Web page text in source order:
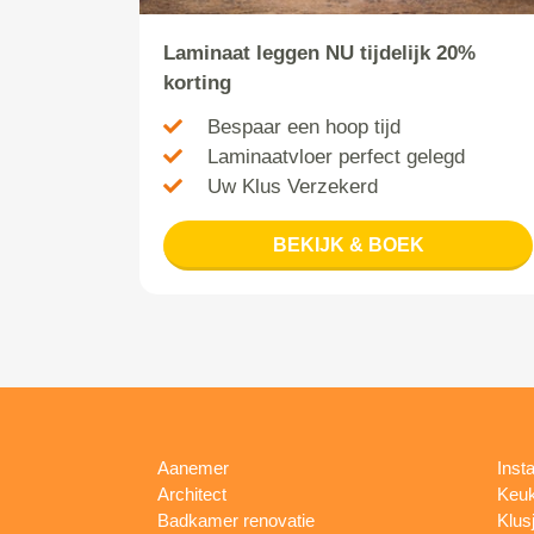
Laminaat leggen NU tijdelijk 20%
korting
Bespaar een hoop tijd
Laminaatvloer perfect gelegd
Uw Klus Verzekerd
BEKIJK & BOEK
Aanemer
Architect
Badkamer renovatie